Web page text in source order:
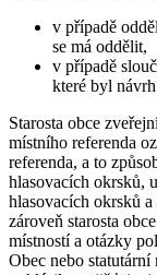
v případě
se má oddělit,
v případě
které byl
Starosta obce
místního referenda
referenda, a to
hlasovacích okrsků,
hlasovacích okrsků
zároveň starosta
místností a otázky
Obec nebo